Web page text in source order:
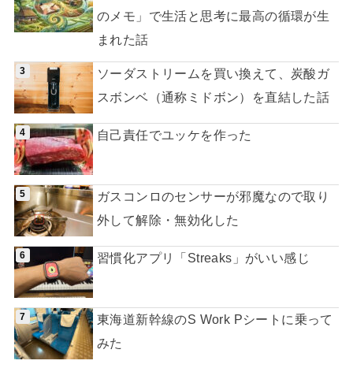
のメモ」で生活と思考に最高の循環が生
まれた話
ソーダストリームを買い換えて、炭酸ガ
スボンベ（通称ミドボン）を直結した話
自己責任でユッケを作った
ガスコンロのセンサーが邪魔なので取り
外して解除・無効化した
習慣化アプリ「Streaks」がいい感じ
東海道新幹線のS Work Pシートに乗って
みた